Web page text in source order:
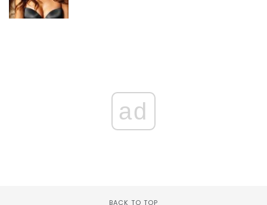
ad
BACK TO TOP